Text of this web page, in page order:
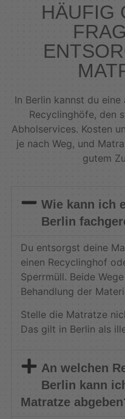
HÄUFIG
In Berlin kannst du
Recyclinghöfe, den
Abholservices. Kosten
je nach Weg, und
gutem
Wie kann ich
Berlin
Du entsorgst deine
einen Recyclinghof
Sperrmüll. Beide
Behandlung der
Stelle die Matratze
Das gilt in Berlin als
An welchen
Berlin kann
Matratze